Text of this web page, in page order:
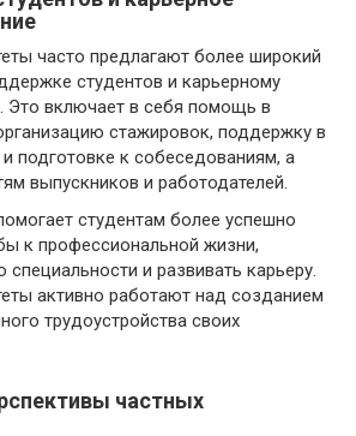
часто предлагают более широкий
студентов и карьерному
Это включает в себя помощь в
стажировок, поддержку в
подготовке к собеседованиям, а
выпускников и работодателей.
студентам более успешно
к профессиональной жизни,
специальности и развивать карьеру.
активно работают над созданием
трудоустройства своих
частных